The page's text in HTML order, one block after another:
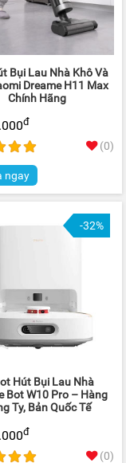
Bụi Lau Nhà Khô Và
Dreame H11 Max
Chính Hãng
đ
(0)
ngay
-32%
Hút Bụi Lau Nhà
Bot W10 Pro – Hàng
Ty, Bản Quốc Tế
đ
(0)